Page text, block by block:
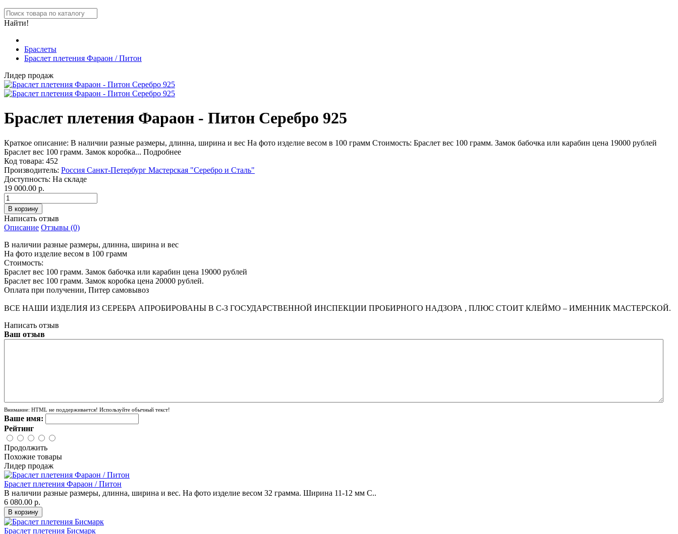
Найти!
Браслеты
Браслет плетения Фараон / Питон
Лидер продаж
Браслет плетения Фараон - Питон Серебро 925
Краткое описание: В наличии разные размеры, длинна, ширина и вес На фото изделие весом в 100 грамм Стоимость: Браслет вес 100 грамм. Замок бабочка или карабин цена 19000 рублей
Браслет вес 100 грамм. Замок коробка... Подробнее
Код товара: 452
Производитель: Россия Санкт-Петербург Мастерская "Серебро и Сталь"
Доступность: На складе
19 000.00 р.
Написать отзыв
Описание Отзывы (0)
В наличии разные размеры, длинна, ширина и вес
На фото изделие весом в 100 грамм
Стоимость:
Браслет вес 100 грамм. Замок бабочка или карабин цена 19000 рублей
Браслет вес 100 грамм. Замок коробка цена 20000 рублей.
Оплата при получении, Питер самовывоз
ВСЕ НАШИ ИЗДЕЛИЯ ИЗ СЕРЕБРА АПРОБИРОВАНЫ В С-З ГОСУДАРСТВЕННОЙ ИНСПЕКЦИИ ПРОБИРНОГО НАДЗОРА , ПЛЮС СТОИТ КЛЕЙМО – ИМЕННИК МАСТЕРСКОЙ.
Написать отзыв
Ваш отзыв
Внимание: HTML не поддерживается! Используйте обычный текст!
Ваше имя:
Рейтинг
Продолжить
Похожие товары
Лидер продаж
Браслет плетения Фараон / Питон
В наличии разные размеры, длинна, ширина и вес. На фото изделие весом 32 грамма. Ширина 11-12 мм С..
6 080.00 р.
Браслет плетения Бисмарк